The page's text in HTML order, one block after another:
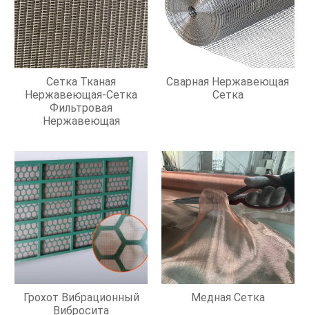
Сетка Тканая
Нержавеющая-Сетка
Фильтровая
Нержавеющая
Сварная Нержавеющая
Сетка
Грохот Вибрационный
Вибросита
Медная Сетка